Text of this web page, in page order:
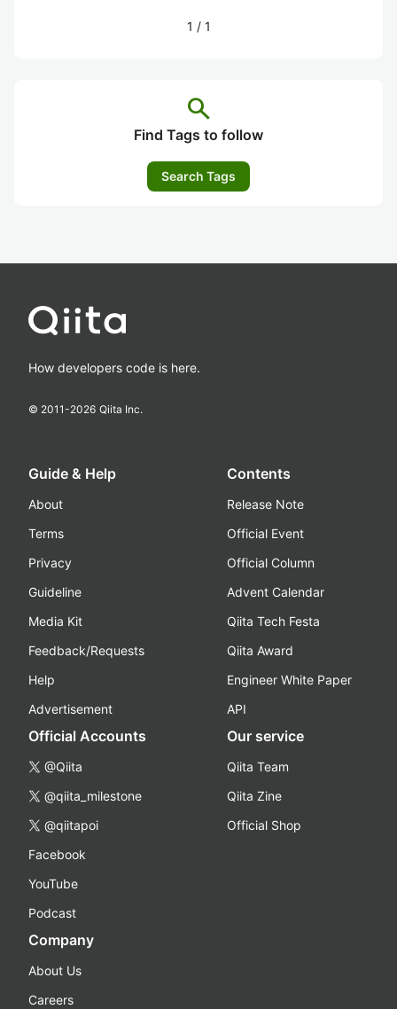
1 / 1
search
Find Tags to follow
Search Tags
How developers code is here.
© 2011-2026 Qiita Inc.
Guide & Help
About
Terms
Privacy
Guideline
Media Kit
Feedback/Requests
Help
Advertisement
Contents
Release Note
Official Event
Official Column
Advent Calendar
Qiita Tech Festa
Qiita Award
Engineer White Paper
API
Official Accounts
@Qiita
@qiita_milestone
@qiitapoi
Facebook
YouTube
Podcast
Our service
Qiita Team
Qiita Zine
Official Shop
Company
About Us
Careers